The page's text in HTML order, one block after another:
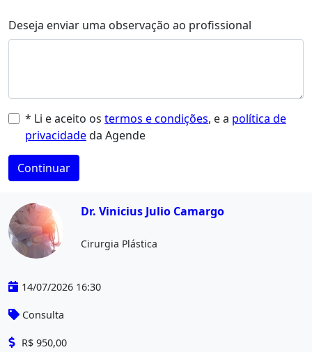
Deseja enviar uma observação ao profissional
* Li e aceito os termos e condições, e a política de
privacidadeda Agende
Continuar
Dr. Vinicius Julio Camargo
Cirurgia Plástica
14/07/2026 16:30
Consulta
R$ 950,00